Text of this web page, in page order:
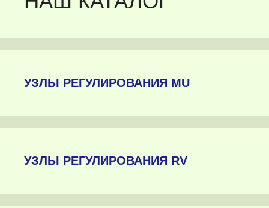
УЗЛЫ РЕГУЛИРОВАНИЯ MU
УЗЛЫ РЕГУЛИРОВАНИЯ RV